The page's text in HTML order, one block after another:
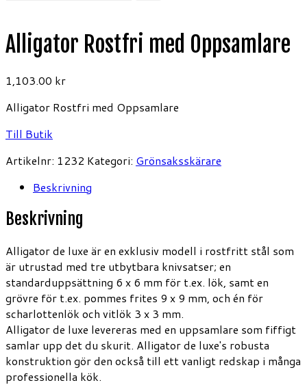
Alligator Rostfri med Oppsamlare
1,103.00 kr
Alligator Rostfri med Oppsamlare
Till Butik
Artikelnr: 1232 Kategori: Grönsaksskärare
Beskrivning
Beskrivning
Alligator de luxe är en exklusiv modell i rostfritt stål som
är utrustad med tre utbytbara knivsatser; en
standarduppsättning 6 x 6 mm för t.ex. lök, samt en
grövre för t.ex. pommes frites 9 x 9 mm, och én för
scharlottenlök och vitlök 3 x 3 mm.
Alligator de luxe levereras med en uppsamlare som fiffigt
samlar upp det du skurit. Alligator de luxe's robusta
konstruktion gör den också till ett vanligt redskap i många
professionella kök.